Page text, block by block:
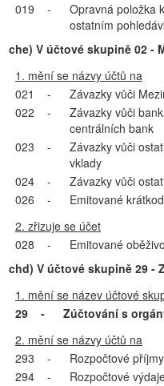
019
-
Opravná položka
ostatním
che) V účtové skupině 02 -
1. mění se názvy účtů na
021
-
Závazky vůči
022
-
Závazky vůči
centrálních bank
023
-
Závazky vůči
vklady
024
-
Závazky vůči
026
-
Emitované
2. zřizuje se účet
028
-
Emitované oběživo
chd) V účtové skupině 29 -
1. mění se název účtové
29
-
Zúčtování s
2. mění se názvy účtů na
293
-
Rozpočtové
294
-
Rozpočtové